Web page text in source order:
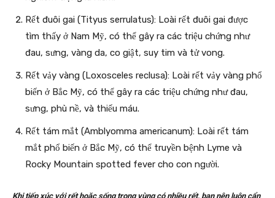
Rết đuôi gai (Tityus serrulatus): Loài rết đuôi gai được
tìm thấy ở Nam Mỹ, có thể gây ra các triệu chứng như
đau, sưng, vàng da, co giật, suy tim và tử vong.
Rết vảy vàng (Loxosceles reclusa): Loài rết vảy vàng phổ
biến ở Bắc Mỹ, có thể gây ra các triệu chứng như đau,
sưng, phù nề, và thiếu máu.
Rết tám mắt (Amblyomma americanum): Loài rết tám
mắt phổ biến ở Bắc Mỹ, có thể truyền bệnh Lyme và
Rocky Mountain spotted fever cho con người.
Khi tiếp xúc với rết hoặc sống trong vùng có nhiều rết, bạn nên luôn cẩn